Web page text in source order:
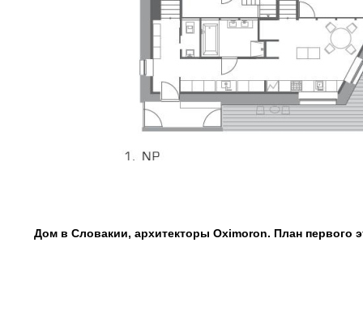
Дом в Словакии, архитекторы Oximoron. План первого